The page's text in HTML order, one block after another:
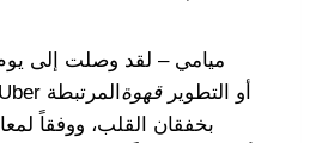
ميامي – لقد وصلت إلى
تصريحي الصحفي في Uber أو التطويرقهوة المرتبطة
بخفقان القلب، ووفقاً